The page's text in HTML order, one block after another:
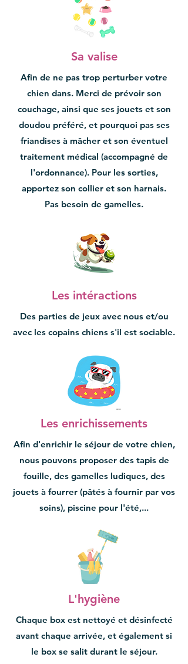
Sa valise
Afin de ne pas trop perturber votre
chien dans. Merci de prévoir son
couchage, ainsi que ses jouets et son
doudou préféré, et pourquoi pas ses
friandises à mâcher et son éventuel
traitement médical (accompagné de
l'ordonnance). Pour les sorties,
apportez son collier et son harnais.
Pas besoin de gamelles.
Les intéractions
Des parties de jeux avec nous et/ou
avec les copains chiens s'il est sociable.
Les enrichissements
Afin d'enrichir le séjour de votre chien,
nous pouvons proposer des tapis de
fouille, des gamelles ludiques, des
jouets à fourrer (pâtés à fournir par vos
soins), piscine pour l'été,...
L'hygiène
Chaque box est nettoyé et désinfecté
avant chaque arrivée, et également si
le box se salit durant le séjour.